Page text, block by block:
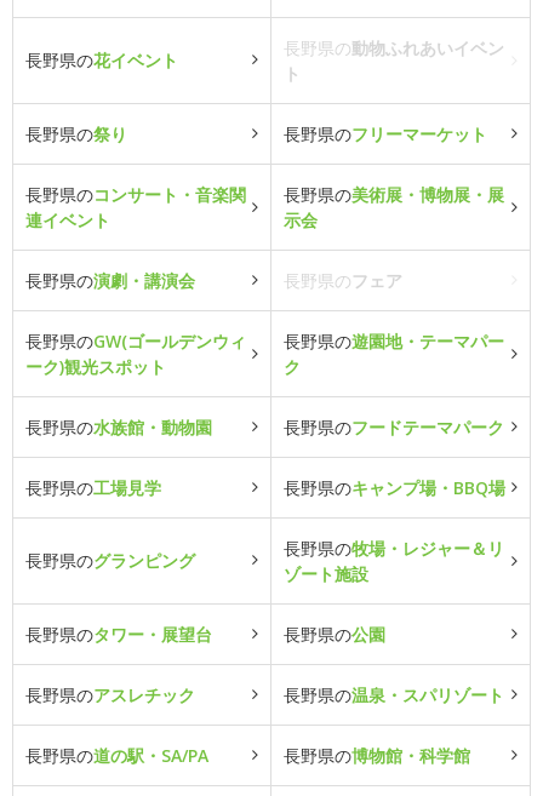
長野県の花イベント
長野県の動物ふれあいイベン
ト
長野県の祭り 長野県のフリーマーケット
長野県のコンサート・音楽関
連イベント
長野県の美術展・博物展・展
示会
長野県の演劇・講演会 長野県のフェア
長野県のGW(ゴールデンウィ
ーク)観光スポット
長野県の遊園地・テーマパー
ク
長野県の水族館・動物園 長野県のフードテーマパーク
長野県の工場見学 長野県のキャンプ場・BBQ場
長野県のグランピング
長野県の牧場・レジャー＆リ
ゾート施設
長野県のタワー・展望台 長野県の公園
長野県のアスレチック 長野県の温泉・スパリゾート
長野県の道の駅・SA/PA 長野県の博物館・科学館